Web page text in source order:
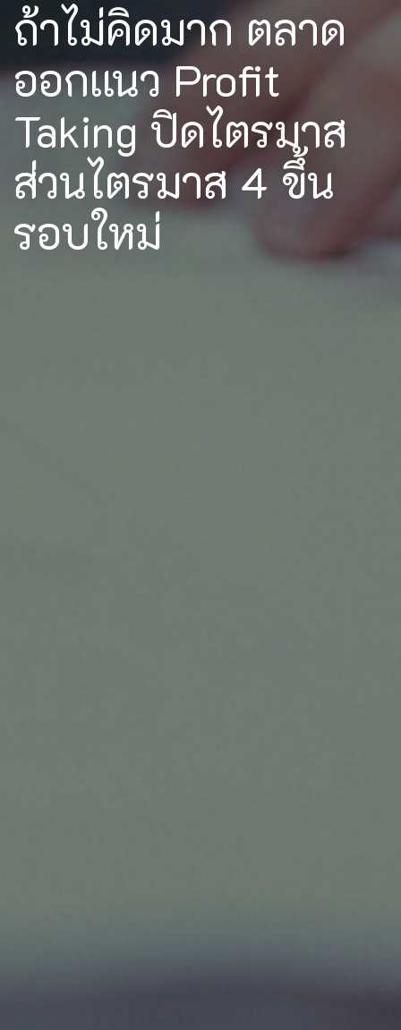
ถ้าไม่คิดมาก ตลาด
ออกเเนว Profit
Taking ปิดไตรมาส
ส่วนไตรมาส 4 ขึ้น
รอบใหม่